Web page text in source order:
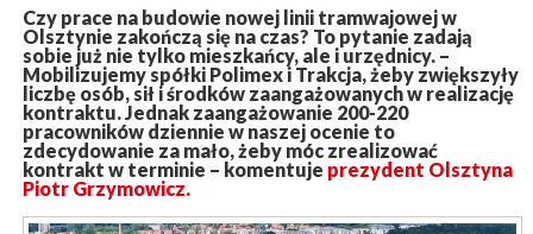
Czy prace na budowie nowej linii tramwajowej w
Olsztynie zakończą się na czas? To pytanie zadają
sobie już nie tylko mieszkańcy, ale i urzędnicy. –
Mobilizujemy spółki Polimex i Trakcja, żeby zwiększyły
liczbę osób, sił i środków zaangażowanych w realizację
kontraktu. Jednak zaangażowanie 200-220
pracowników dziennie w naszej ocenie to
zdecydowanie za mało, żeby móc zrealizować
kontrakt w terminie – komentuje prezydent Olsztyna
Piotr Grzymowicz.